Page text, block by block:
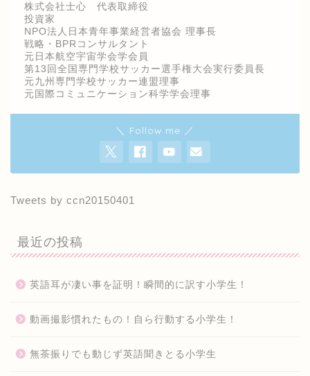
株式会社士心 代表取締役
投資家
NPO法人日本青年事業経営者協会 理事長
戦略・BPRコンサルタント
元日本航空宇宙学会学会員
第13回全国専門学校サッカー選手権大会実行委員長
元九州専門学校サッカー連盟理事
元国際コミュニケーション科学学会理事
＼ Follow me ／
Tweets by ccn20150401
最近の投稿
英語耳が凄い事を証明！瞬間的に訳す小学生！
動画撮影慣れたもの！自ら行動する小学生！
無茶振りでも動じず英語聞きとる小学生